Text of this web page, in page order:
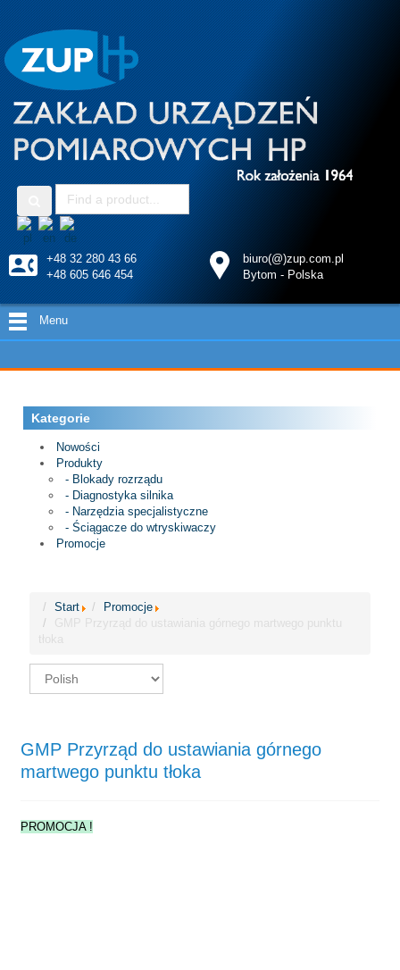
+48 32 280 43 66
+48 605 646 454
biuro(@)zup.com.pl
Bytom - Polska
Menu
Kategorie
Nowości
Produkty
- Blokady rozrządu
- Diagnostyka silnika
- Narzędzia specjalistyczne
- Ściągacze do wtryskiwaczy
Promocje
Start
Promocje
GMP Przyrząd do ustawiania górnego martwego punktu
tłoka
GMP Przyrząd do ustawiania górnego
martwego punktu tłoka
PROMOCJA !